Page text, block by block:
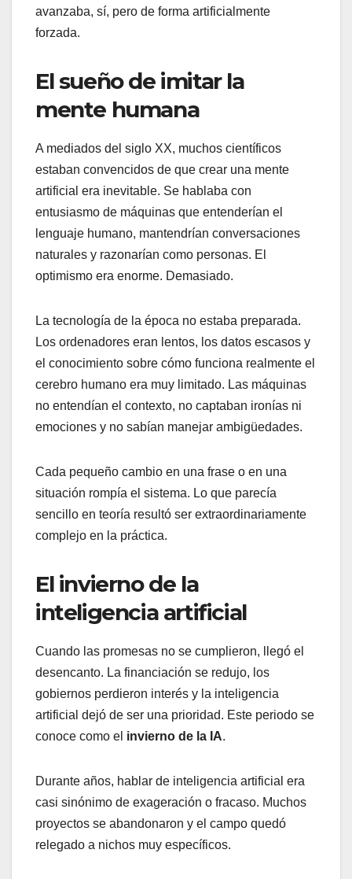
avanzaba, sí, pero de forma artificialmente
forzada.
El sueño de imitar la
mente humana
A mediados del siglo XX, muchos científicos
estaban convencidos de que crear una mente
artificial era inevitable. Se hablaba con
entusiasmo de máquinas que entenderían el
lenguaje humano, mantendrían conversaciones
naturales y razonarían como personas. El
optimismo era enorme. Demasiado.
La tecnología de la época no estaba preparada.
Los ordenadores eran lentos, los datos escasos y
el conocimiento sobre cómo funciona realmente el
cerebro humano era muy limitado. Las máquinas
no entendían el contexto, no captaban ironías ni
emociones y no sabían manejar ambigüedades.
Cada pequeño cambio en una frase o en una
situación rompía el sistema. Lo que parecía
sencillo en teoría resultó ser extraordinariamente
complejo en la práctica.
El invierno de la
inteligencia artificial
Cuando las promesas no se cumplieron, llegó el
desencanto. La financiación se redujo, los
gobiernos perdieron interés y la inteligencia
artificial dejó de ser una prioridad. Este periodo se
conoce como el invierno de la IA.
Durante años, hablar de inteligencia artificial era
casi sinónimo de exageración o fracaso. Muchos
proyectos se abandonaron y el campo quedó
relegado a nichos muy específicos.